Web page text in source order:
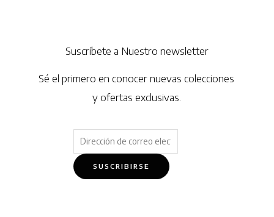
Suscríbete a Nuestro newsletter
Sé el primero en conocer nuevas colecciones
y ofertas exclusivas.